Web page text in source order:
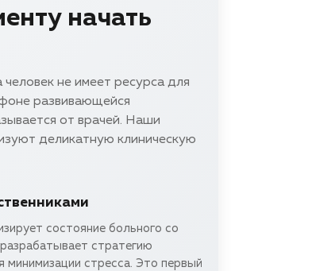
начать
не имеет ресурса для
развивающейся
от врачей. Наши
деликатную клиническую
состояние больного со
стратегию
минимизации стресса. Это первый